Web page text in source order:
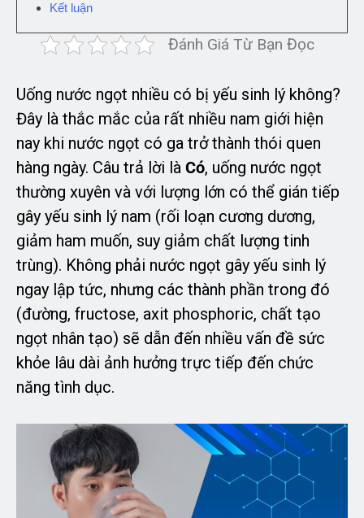
Kết luận
Đánh Giá Từ Bạn Đọc
Uống nước ngọt nhiều có bị yếu sinh lý không?
Đây là thắc mắc của rất nhiều nam giới hiện
nay khi nước ngọt có ga trở thành thói quen
hàng ngày. Câu trả lời là Có, uống nước ngọt
thường xuyên và với lượng lớn có thể gián tiếp
gây yếu sinh lý nam (rối loạn cương dương,
giảm ham muốn, suy giảm chất lượng tinh
trùng). Không phải nước ngọt gây yếu sinh lý
ngay lập tức, nhưng các thành phần trong đó
(đường, fructose, axit phosphoric, chất tạo
ngọt nhân tạo) sẽ dẫn đến nhiều vấn đề sức
khỏe lâu dài ảnh hưởng trực tiếp đến chức
năng tình dục.